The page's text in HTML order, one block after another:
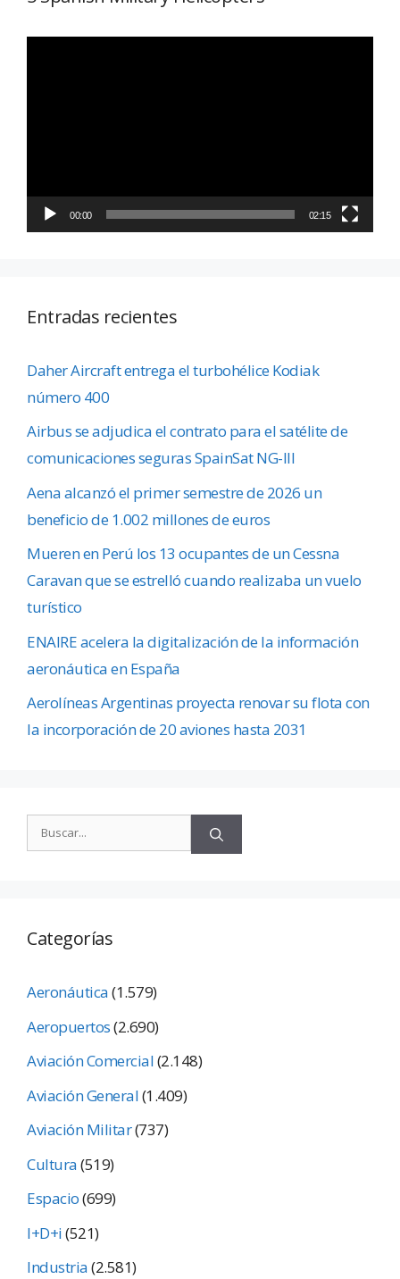
00:00 02:15
Entradas recientes
Daher Aircraft entrega el turbohélice Kodiak
número 400
Airbus se adjudica el contrato para el satélite de
comunicaciones seguras SpainSat NG-III
Aena alcanzó el primer semestre de 2026 un
beneficio de 1.002 millones de euros
Mueren en Perú los 13 ocupantes de un Cessna
Caravan que se estrelló cuando realizaba un vuelo
turístico
ENAIRE acelera la digitalización de la información
aeronáutica en España
Aerolíneas Argentinas proyecta renovar su flota con
la incorporación de 20 aviones hasta 2031
Categorías
Aeronáutica(1.579)
Aeropuertos(2.690)
Aviación Comercial(2.148)
Aviación General(1.409)
Aviación Militar(737)
Cultura(519)
Espacio(699)
I+D+i(521)
Industria(2.581)